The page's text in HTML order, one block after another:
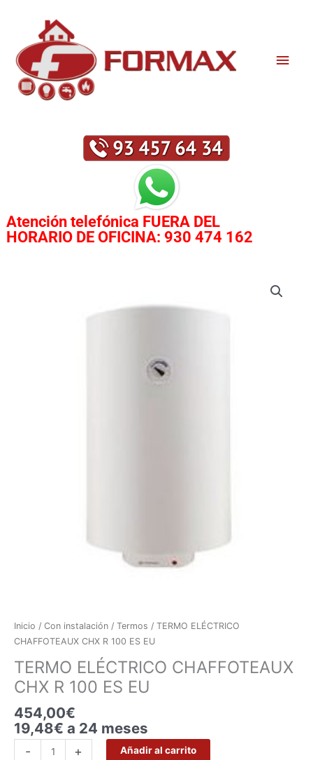
contenido
Atención telefónica FUERA DEL
HORARIO DE OFICINA: 930 474 162
Inicio / Con instalación / Termos / TERMO ELÉCTRICO
CHAFFOTEAUX CHX R 100 ES EU
TERMO ELÉCTRICO CHAFFOTEAUX
CHX R 100 ES EU
454,00€
19,48€ a 24 meses
- + Añadir al carrito